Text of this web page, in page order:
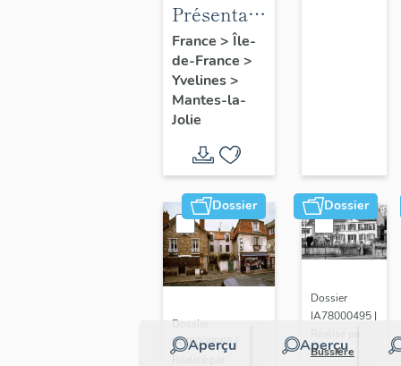
Présentation
de l'étude
France > Île-
de-France >
Yvelines>
Mantes-la-
Jolie
Dossier
Aperçu
Dossier
IA78000985 |
Dossier
Aperçu
Dossier
IA78000495 |
Bussière